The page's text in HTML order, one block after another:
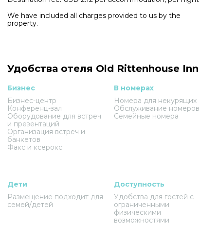
We have included all charges provided to us by the
property.
Удобства отеля Old Rittenhouse Inn
Бизнес
Бизнес-центр
Конференц-зал
Оборудование для встреч
и презентаций
Организация встреч и
банкетов
Факс и ксерокс
В номерах
Номера для некурящих
Обслуживание номеров
Семейные номера
Дети
Размещение подходит для
семей/детей
Доступность
Удобства для гостей с
ограниченными
физическими
возможностями